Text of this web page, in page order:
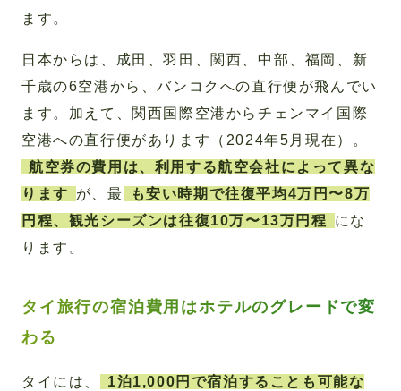
ます。
日本からは、成田、羽田、関西、中部、福岡、新
千歳の6空港から、バンコクへの直行便が飛んでい
ます。加えて、関西国際空港からチェンマイ国際
空港への直行便があります（2024年5月現在）。
航空券の費用は、利用する航空会社によって異な
ります
が、最
も安い時期で往復平均4万円〜8万
円程、観光シーズンは往復10万〜13万円程
にな
ります。
タイ旅行の宿泊費用はホテルのグレードで変
わる
タイには、
1泊1,000円で宿泊することも可能な